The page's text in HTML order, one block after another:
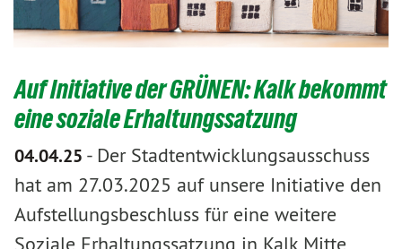
Auf Initiative der GRÜNEN: Kalk bekommt
eine soziale Erhaltungssatzung
04.04.25 - Der Stadtentwicklungsausschuss
hat am 27.03.2025 auf unsere Initiative den
Aufstellungsbeschluss für eine weitere
Soziale Erhaltungssatzung in Kalk Mitte